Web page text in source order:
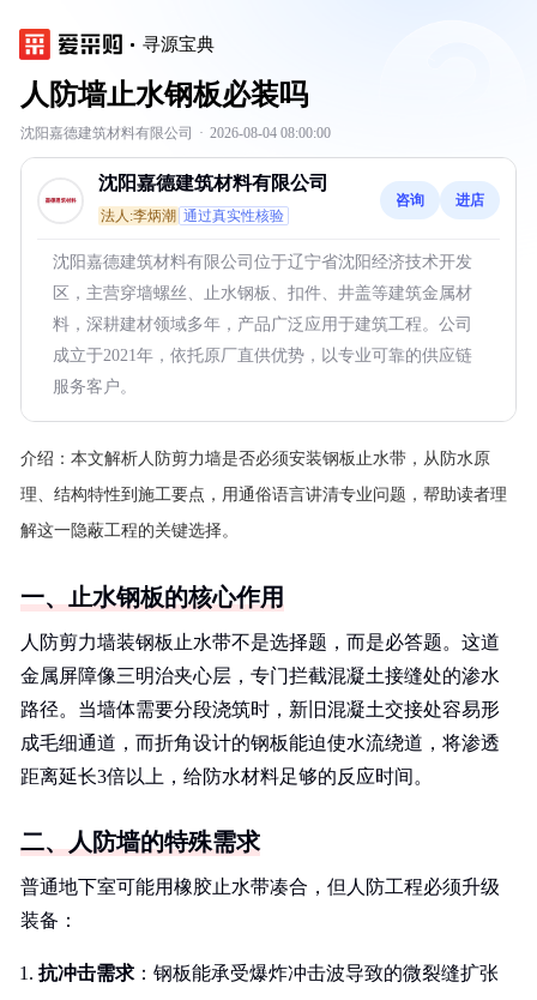
寻源宝典
人防墙止水钢板必装吗
沈阳嘉德建筑材料有限公司 · 2026-08-04 08:00:00
沈阳嘉德建筑材料有限公司
法人:李炳潮 通过真实性核验
咨询 进店
沈阳嘉德建筑材料有限公司位于辽宁省沈阳经济技术开发
区，主营穿墙螺丝、止水钢板、扣件、井盖等建筑金属材
料，深耕建材领域多年，产品广泛应用于建筑工程。公司
成立于2021年，依托原厂直供优势，以专业可靠的供应链
服务客户。
介绍： 本文解析人防剪力墙是否必须安装钢板止水带，从防水原
理、结构特性到施工要点，用通俗语言讲清专业问题，帮助读者理
解这一隐蔽工程的关键选择。
一、止水钢板的核心作用
人防剪力墙装钢板止水带不是选择题，而是必答题。这道
金属屏障像三明治夹心层，专门拦截混凝土接缝处的渗水
路径。当墙体需要分段浇筑时，新旧混凝土交接处容易形
成毛细通道，而折角设计的钢板能迫使水流绕道，将渗透
距离延长3倍以上，给防水材料足够的反应时间。
二、人防墙的特殊需求
普通地下室可能用橡胶止水带凑合，但人防工程必须升级
装备：
抗冲击需求 ：钢板能承受爆炸冲击波导致的微裂缝扩张